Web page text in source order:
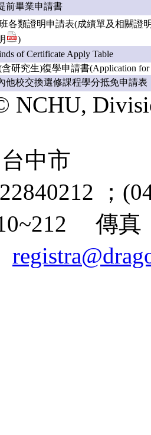
前畢業申請書
各類證明申請表(成績單及相關證
)
of Certificate Apply Table
研究生)復學申請書(Application for
他校交換選修課程學分抵免申請表
NCHU,
中市
；
傳